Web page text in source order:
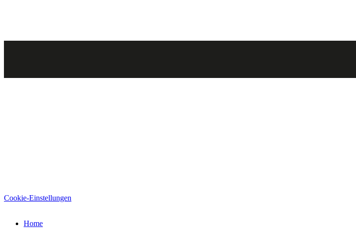
Cookie-Einstellungen
Home